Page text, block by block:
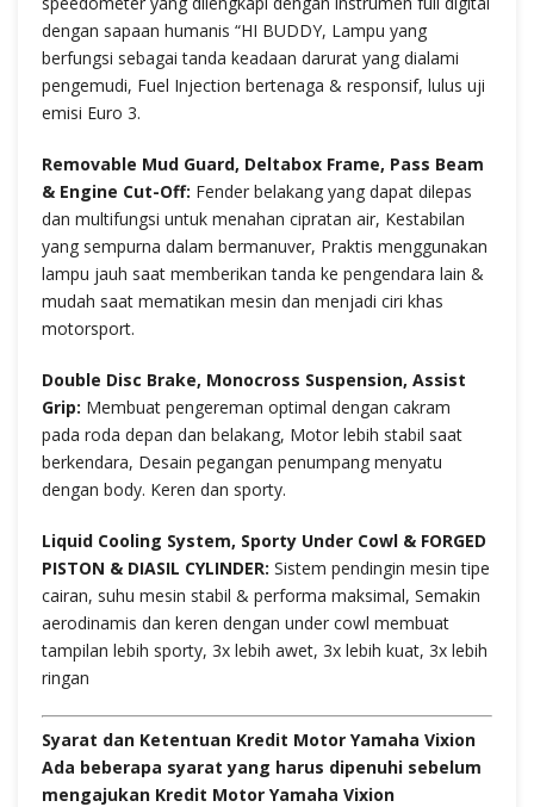
dengan sapaan humanis “HI BUDDY, Lampu yang
berfungsi sebagai tanda keadaan darurat yang dialami
pengemudi, Fuel Injection bertenaga & responsif, lulus uji
emisi Euro 3.
Removable Mud Guard, Deltabox Frame, Pass Beam
& Engine Cut-Off: Fender belakang yang dapat dilepas
dan multifungsi untuk menahan cipratan air, Kestabilan
yang sempurna dalam bermanuver, Praktis menggunakan
lampu jauh saat memberikan tanda ke pengendara lain &
mudah saat mematikan mesin dan menjadi ciri khas
motorsport.
Double Disc Brake, Monocross Suspension, Assist
Grip: Membuat pengereman optimal dengan cakram
pada roda depan dan belakang, Motor lebih stabil saat
berkendara, Desain pegangan penumpang menyatu
dengan body. Keren dan sporty.
Liquid Cooling System, Sporty Under Cowl & FORGED
PISTON & DIASIL CYLINDER: Sistem pendingin mesin tipe
cairan, suhu mesin stabil & performa maksimal, Semakin
aerodinamis dan keren dengan under cowl membuat
tampilan lebih sporty, 3x lebih awet, 3x lebih kuat, 3x lebih
ringan
Syarat dan Ketentuan Kredit Motor Yamaha Vixion
Ada beberapa syarat yang harus dipenuhi sebelum
mengajukan Kredit Motor Yamaha Vixion